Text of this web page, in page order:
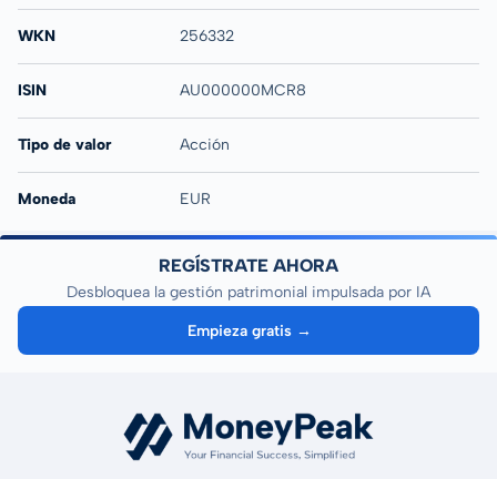
WKN 256332
ISIN AU000000MCR8
Tipo de valor Acción
Moneda EUR
REGÍSTRATE AHORA
Desbloquea la gestión patrimonial impulsada por IA
Empieza gratis →